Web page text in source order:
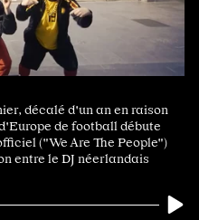
décalé d'un an en raison
de football débute
("We Are The People")
entre le DJ néerlandais